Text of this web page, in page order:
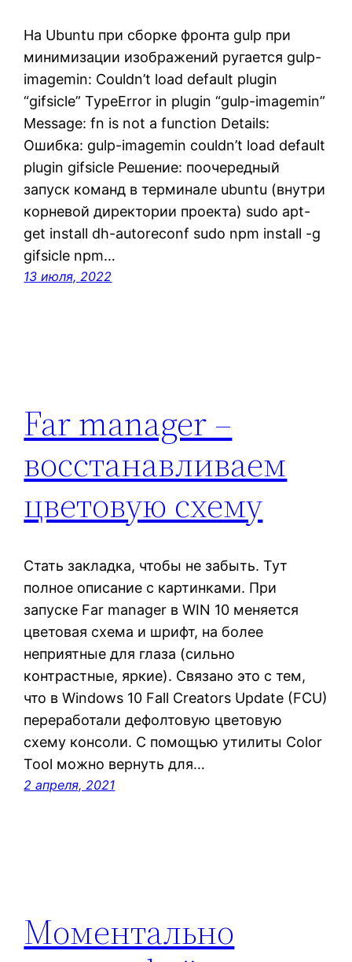
На Ubuntu при сборке фронта gulp при
минимизации изображений ругается gulp-
imagemin: Couldn’t load default plugin
“gifsicle” TypeError in plugin “gulp-imagemin”
Message: fn is not a function Details:
Ошибка: gulp-imagemin couldn’t load default
plugin gifsicle Решение: поочередный
запуск команд в терминале ubuntu (внутри
корневой директории проекта) sudo apt-
get install dh-autoreconf sudo npm install -g
gifsicle npm…
13 июля, 2022
Far manager –
восстанавливаем
цветовую схему
Стать закладка, чтобы не забыть. Тут
полное описание с картинками. При
запуске Far manager в WIN 10 меняется
цветовая схема и шрифт, на более
неприятные для глаза (сильно
контрастные, яркие). Связано это с тем,
что в Windows 10 Fall Creators Update (FCU)
переработали дефолтовую цветовую
схему консоли. С помощью утилиты Color
Tool можно вернуть для…
2 апреля, 2021
Моментально